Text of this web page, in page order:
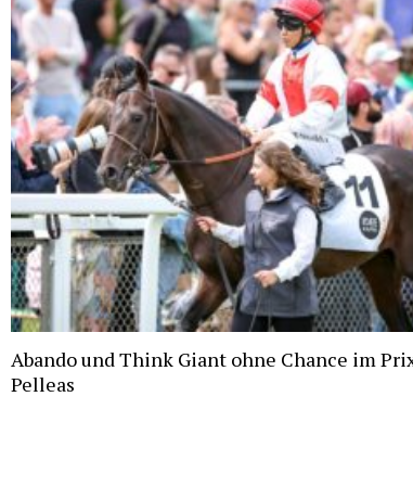
Abando und Think Giant ohne Chance im
Pelleas